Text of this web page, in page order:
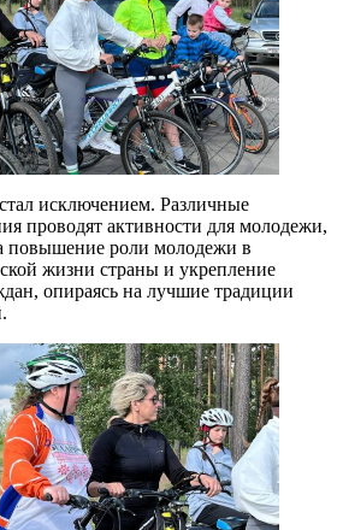
исключением. Различные
проводят активности для молодежи,
повышение роли молодежи в
жизни страны и укрепление
опираясь на лучшие традиции